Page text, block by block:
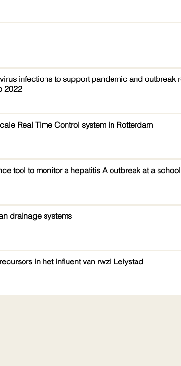
infections to support pandemic and outbreak
2022
Real Time Control system in Rotterdam
tool to monitor a hepatitis A outbreak at a
drainage systems
in het influent van rwzi Lelystad